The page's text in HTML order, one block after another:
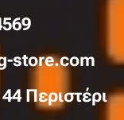
store.com
Περιστέρι